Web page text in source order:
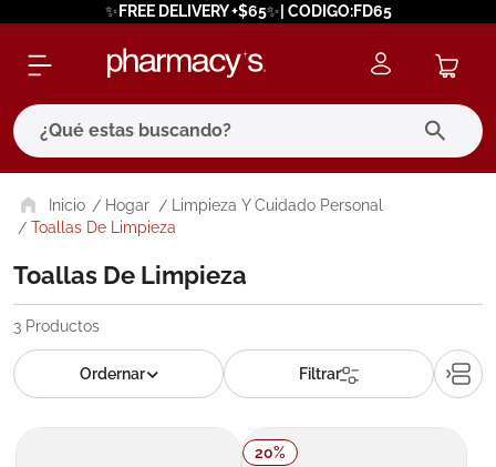
✨FREE DELIVERY +$65✨| CODIGO:FD65
¿Qué estas buscando?
Hogar
Limpieza Y Cuidado Personal
Toallas De Limpieza
Toallas De Limpieza
3 Productos
20%
términos más buscados
2. protector solar
3. bioderma
5. cerave